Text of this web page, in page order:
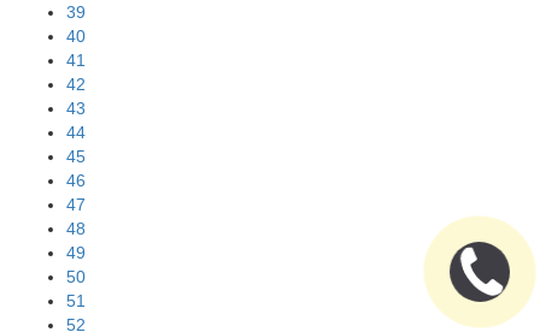
39
40
41
42
43
44
45
46
47
48
49
50
51
52